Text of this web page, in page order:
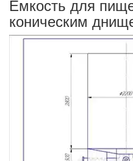
Ёмкость для
коническим